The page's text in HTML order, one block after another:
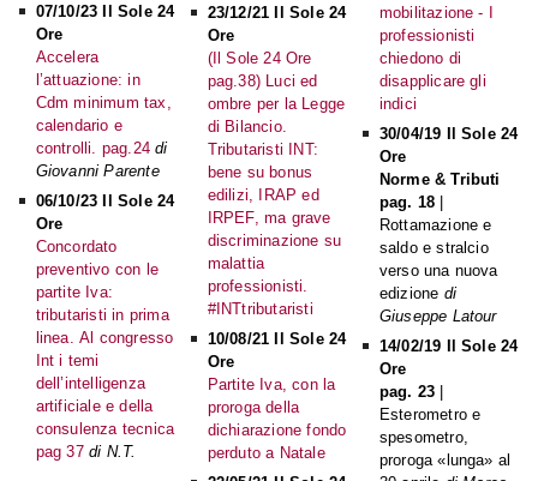
07/10/23 Il Sole 24
Ore
Accelera
l’attuazione: in
Cdm minimum tax,
calendario e
controlli. pag.24 di
Giovanni Parente
06/10/23 Il Sole 24
Ore
Concordato
preventivo con le
partite Iva:
tributaristi in prima
linea. Al congresso
Int i temi
dell’intelligenza
artificiale e della
consulenza tecnica
pag 37 di N.T.
23/12/21 Il Sole 24
Ore
(Il Sole 24 Ore
pag.38) Luci ed
ombre per la Legge
di Bilancio.
Tributaristi INT:
bene su bonus
edilizi, IRAP ed
IRPEF, ma grave
discriminazione su
malattia
professionisti.
#INTtributaristi
10/08/21 Il Sole 24
Ore
Partite Iva, con la
proroga della
dichiarazione fondo
perduto a Natale
mobilitazione - I
professionisti
chiedono di
disapplicare gli
indici
30/04/19 Il Sole 24
Ore
Norme & Tributi
pag. 18 |
Rottamazione e
saldo e stralcio
verso una nuova
edizione di
Giuseppe Latour
14/02/19 Il Sole 24
Ore
pag. 23 |
Esterometro e
spesometro,
proroga «lunga» al